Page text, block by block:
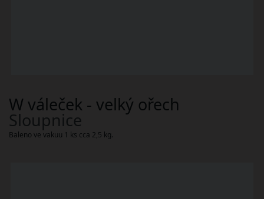
Baleno ve vakuu 1 ks cca 2,5 kg.
W váleček - velký ořech
Sloupnice